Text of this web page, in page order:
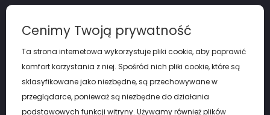
Polityka prywatności
Cenimy Twoją prywatność
Ta strona internetowa wykorzystuje pliki cookie, aby poprawić
komfort korzystania z niej. Spośród nich pliki cookie, które są
sklasyfikowane jako niezbędne, są przechowywane w
przeglądarce, ponieważ są niezbędne do działania
podstawowych funkcji witryny. Używamy również plików